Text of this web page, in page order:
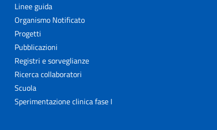
Linee guida
Organismo Notificato
Progetti
Pubblicazioni
Registri e sorveglianze
Ricerca collaboratori
Scuola
Sperimentazione clinica fase I